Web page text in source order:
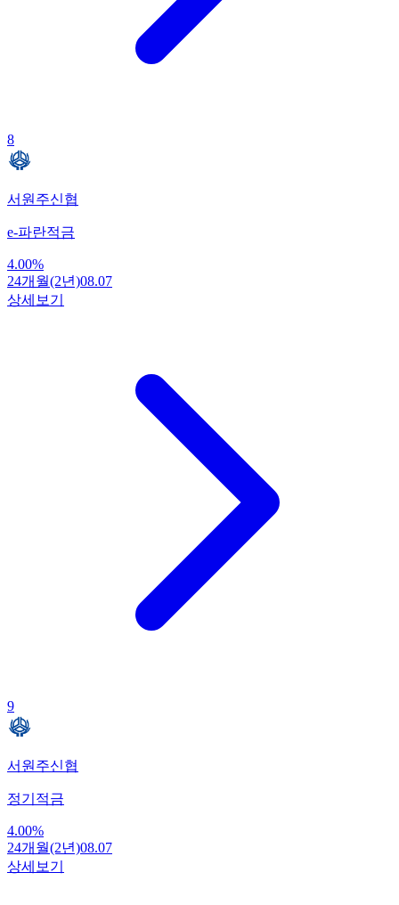
8
서원주신협
e-파란적금
4.00%
24개월(2년)08.07
상세보기
9
서원주신협
정기적금
4.00%
24개월(2년)08.07
상세보기